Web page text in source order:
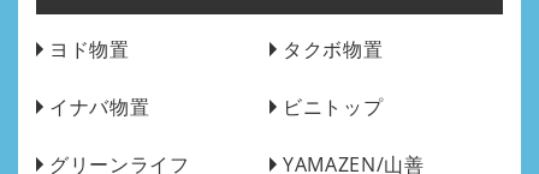
ヨド物置 タクボ物置
イナバ物置 ビニトップ
グリーンライフ YAMAZEN/山善